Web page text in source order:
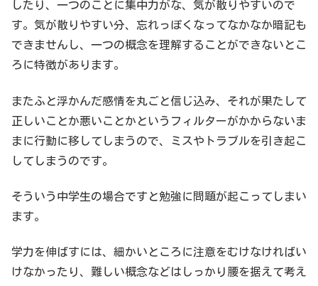
したり、一つのことに集中力がな、気が散りやすいので
す。気が散りやすい分、忘れっぽくなってなかなか暗記も
できませんし、一つの概念を理解することができないとこ
ろに特徴があります。
またふと浮かんだ感情を丸ごと信じ込み、それが果たして
正しいことか悪いことかというフィルターがかからないま
まに行動に移してしまうので、ミスやトラブルを引き起こ
してしまうのです。
そういう中学生の場合ですと勉強に問題が起こってしまい
ます。
学力を伸ばすには、細かいところに注意をむけなければい
けなかったり、難しい概念などはしっかり腰を据えて考え